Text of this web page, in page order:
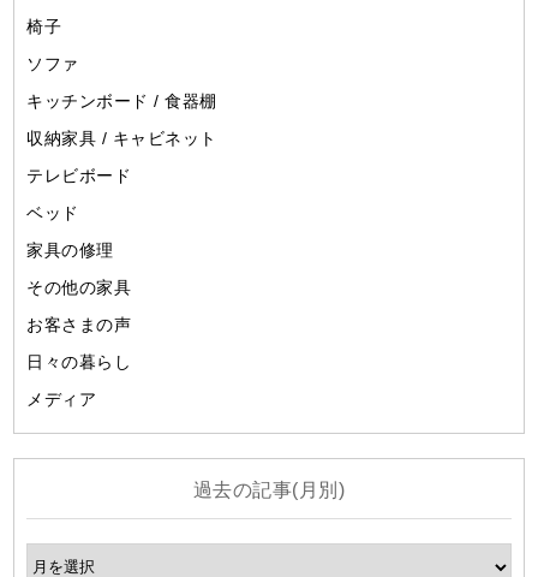
椅子
ソファ
キッチンボード / 食器棚
収納家具 / キャビネット
テレビボード
ベッド
家具の修理
その他の家具
お客さまの声
日々の暮らし
メディア
過去の記事(月別)